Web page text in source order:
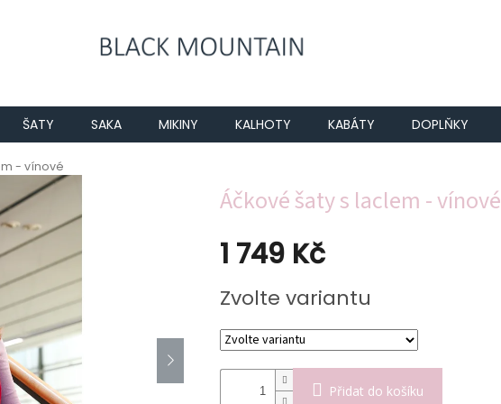
ŠATY SAKA MIKINY KALHOTY KABÁTY DOPLŇKY
- vínové
Áčkové šaty s laclem - vínové
1 749 Kč
cena:
Zvolte variantu
Přidat do košíku